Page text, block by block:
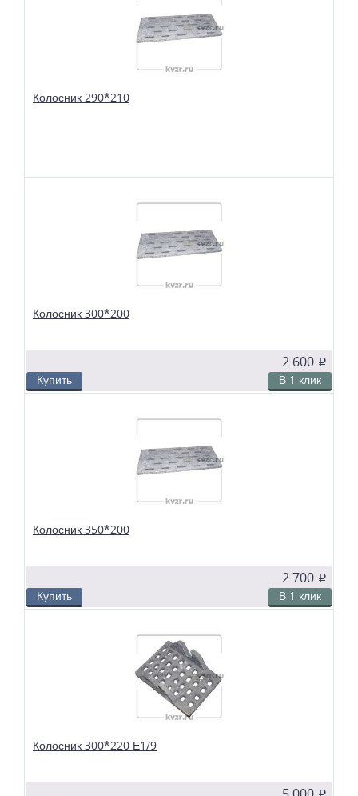
Колосник 290*210
твердотопливных водогрейных и паровых котлов. Чтобы поддерживать в
топке устойчивый слой горящего топлива, дров, угля или брикетов, из
колосников собираются колосниковые решетки.
Колосник 300*200
2 600 p
Купить В 1 клик
твердотопливных водогрейных и паровых котлов. Чтобы поддерживать в
топке устойчивый слой горящего топлива, дров, угля или брикетов, из
колосников собираются колосниковые решетки.
Колосник 350*200
2 700 p
Купить В 1 клик
Колосники чугунные 350*200 применяются в слоевых топках
твердотопливных водогрейных и паровых котлов. Чтобы поддерживать в
топке устойчивый слой горящего топлива, дров, угля или брикетов, из
колосников собираются колосниковые решетки.
Колосник 300*220 Е1/9
p